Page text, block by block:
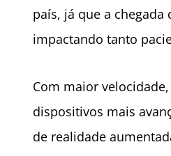
país, já que a
impactando tanto
Com maior
dispositivos mais
de realidade